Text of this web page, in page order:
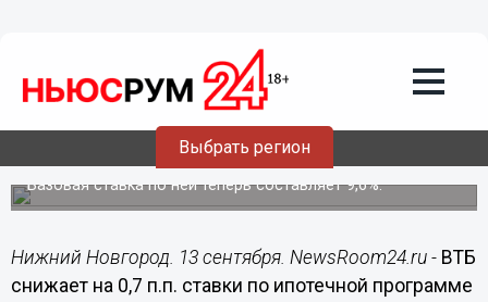
Выбрать регион
13.09.201813:39
ВТБ снижает ставки на ипотеку по
двум документам
Базовая ставка по ней теперь составляет 9,6%.
Нижний Новгород. 13 сентября. NewsRoom24.ru - ВТБ
снижает на 0,7 п.п. ставки по ипотечной программе